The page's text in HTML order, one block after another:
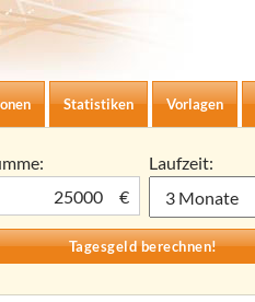
Statistiken Vorlagen
€
Laufzeit: